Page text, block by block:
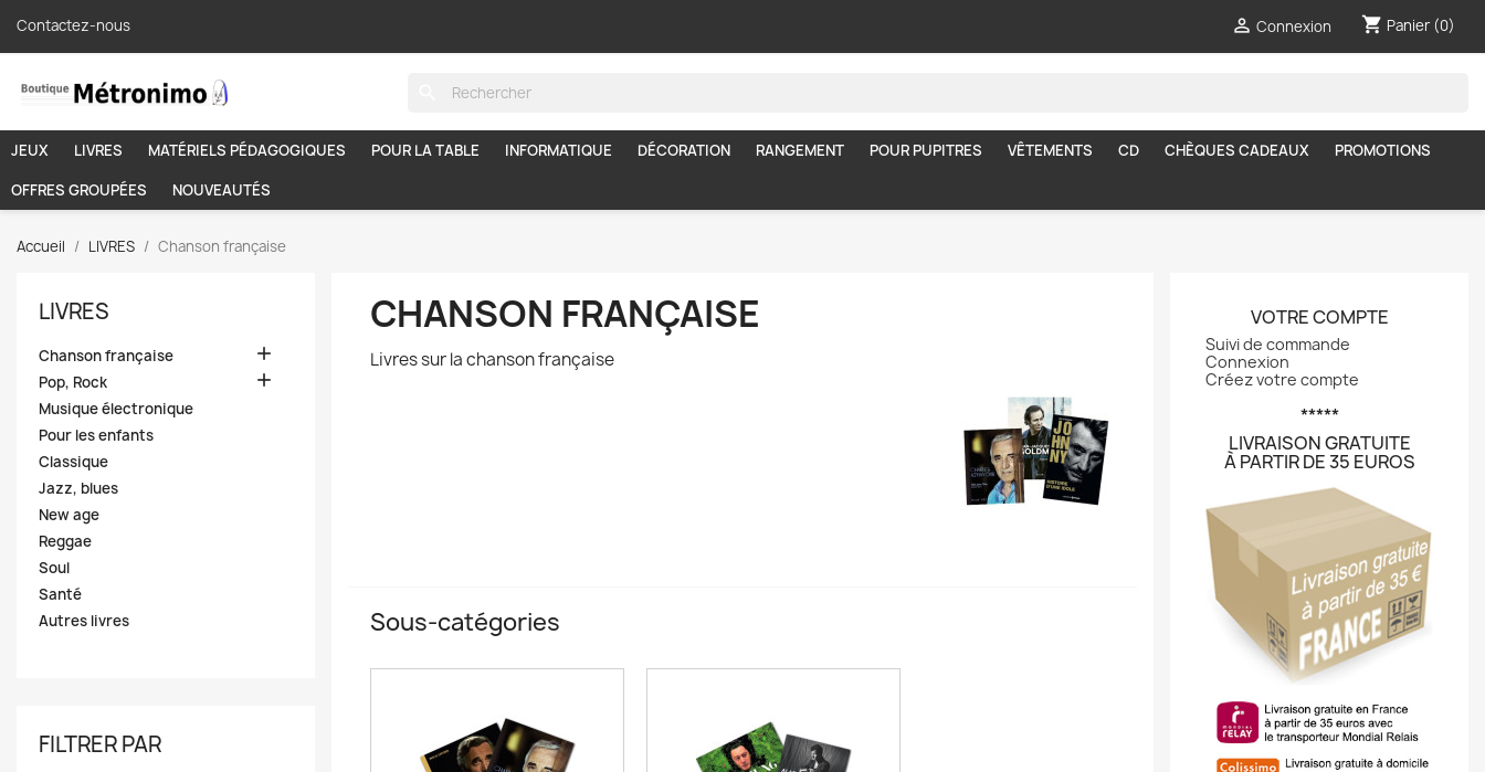
Contactez-nous  Connexion shopping_cart Panier (0)
JEUX LIVRES MATÉRIELS PÉDAGOGIQUES POUR LA TABLE INFORMATIQUE DÉCORATION RANGEMENT POUR PUPITRES VÊTEMENTS CD CHÈQUES CADEAUX
PROMOTIONS
OFFRES GROUPÉES
NOUVEAUTÉS
Accueil LIVRES Chanson française
LIVRES
Chanson française 
Pop, Rock 
Musique électronique
Pour les enfants
Classique
Jazz, blues
New age
Reggae
Soul
Santé
Autres livres
FILTRER PAR
CHANSON FRANÇAISE
Livres sur la chanson française
Sous-catégories
VOTRE COMPTE
Suivi de commande
Connexion
Créez votre compte
*****
LIVRAISON GRATUITE
À PARTIR DE 35 EUROS